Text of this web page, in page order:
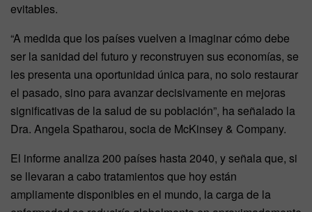
evitables.
“A medida que los países vuelven a imaginar cómo debe
ser la sanidad del futuro y reconstruyen sus economías, se
les presenta una oportunidad única para, no solo restaurar
el pasado, sino para avanzar decisivamente en mejoras
significativas de la salud de su población”, ha señalado la
Dra. Angela Spatharou, socia de McKinsey & Company.
El informe analiza 200 países hasta 2040, y señala que, si
se llevaran a cabo tratamientos que hoy están
ampliamente disponibles en el mundo, la carga de la